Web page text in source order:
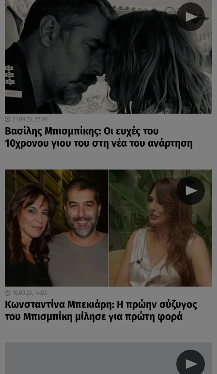
21.09.23, 22:59
Βασίλης Μπισμπίκης: Οι ευχές του
10χρονου γιου του στη νέα του ανάρτηση
16.09.23, 14:02
Κωνσταντίνα Μπεκιάρη: Η πρώην σύζυγος
του Μπισμπίκη μίλησε για πρώτη φορά